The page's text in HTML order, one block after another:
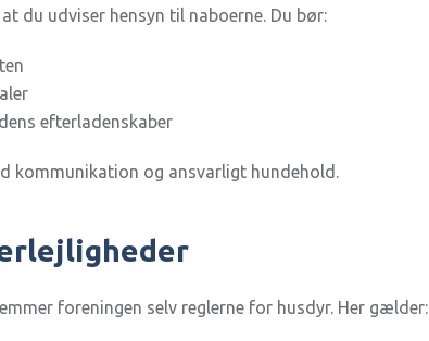
du udviser hensyn til naboerne. Du bør:
efterladenskaber
kommunikation og ansvarligt hundehold.
foreningen selv reglerne for husdyr. Her gælder: